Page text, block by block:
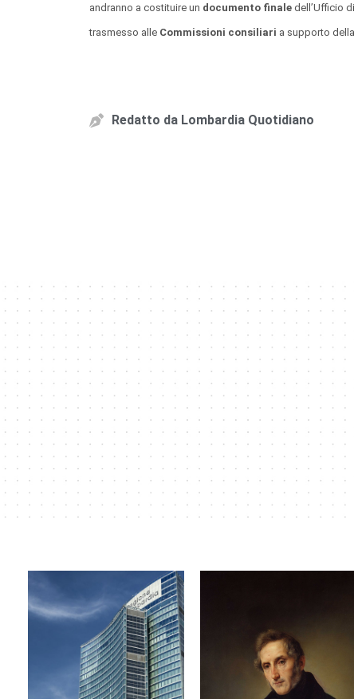
andranno a costituire un documento finale dell’Ufficio
trasmesso alle Commissioni consiliari a supporto
Redatto da Lombardia Quotidiano